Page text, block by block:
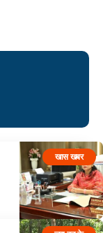
खास खबर